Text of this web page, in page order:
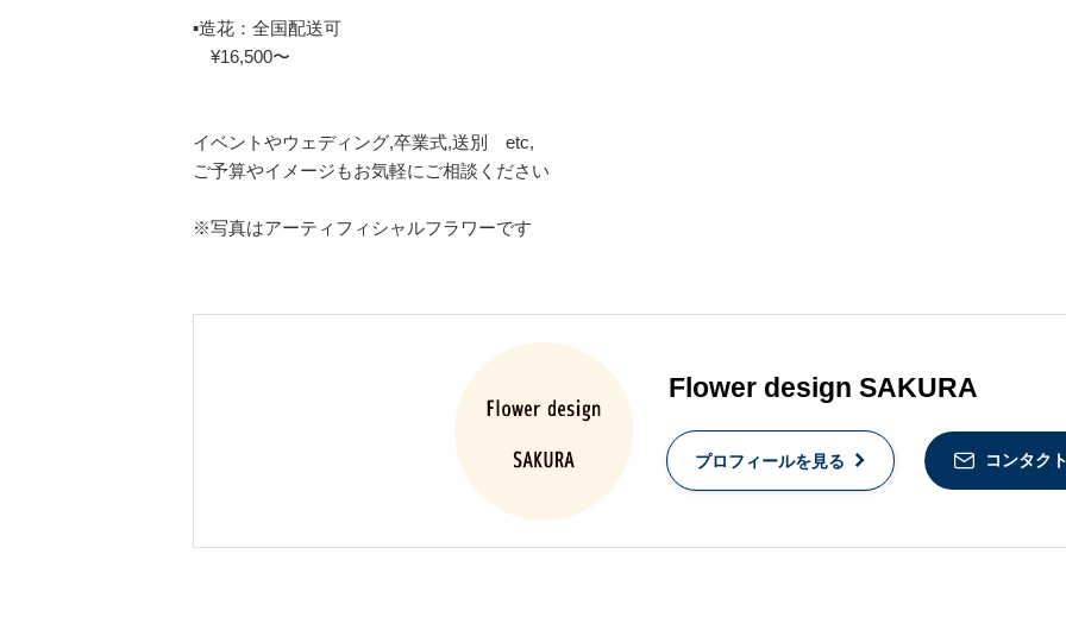
▪︎造花：全国配送可
¥16,500〜
イベントやウェディング,卒業式,送別 etc,
ご予算やイメージもお気軽にご相談ください
※写真はアーティフィシャルフラワーです
Flower design SAKURA
プロフィールを見る コンタク